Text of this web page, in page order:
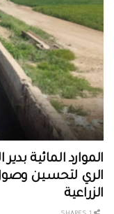
الموارد المائية
الري لتحسين وصول
الزراعية